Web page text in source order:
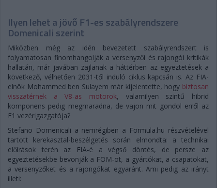
Ilyen lehet a jövő F1-es szabályrendszere
Domenicali szerint
Miközben még az idén bevezetett szabályrendszert is
folyamatosan finomhangolják a versenyzői és rajongói kritikák
hallatán, már javában zajlanak a háttérben az egyeztetések a
következő, vélhetően 2031-től induló ciklus kapcsán is. Az FIA-
elnök Mohammed ben Sulayem már kijelentette, hogy biztosan
visszatérnek a V8-as motorok, valamilyen szintű hibrid
komponens pedig megmaradna, de vajon mit gondol erről az
F1 vezérigazgatója?
Stefano Domenicali a nemrégiben a Formula.hu részvételével
tartott kerekasztal-beszélgetés során elmondta: a technikai
előírások terén az FIA-é a végső döntés, de persze az
egyeztetésekbe bevonják a FOM-ot, a gyártókat, a csapatokat,
a versenyzőket és a rajongókat egyaránt. Ami pedig az irányt
illeti: